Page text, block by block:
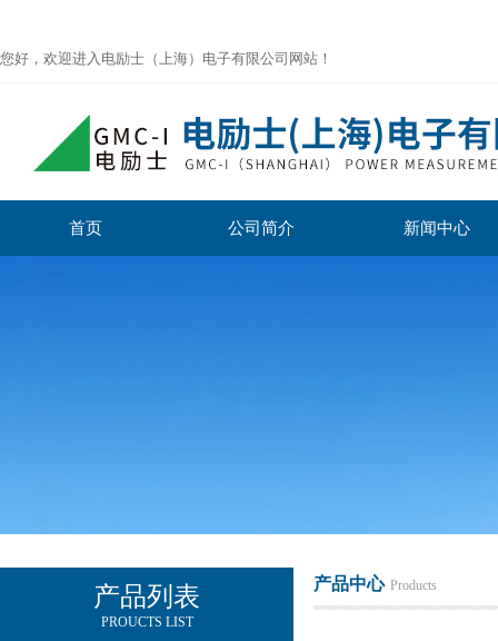
您好，欢迎进入电励士（上海）电子有限公司网站！
首页 公司简介 新闻中心
产品列表
PROUCTS LIST
产品中心 Products